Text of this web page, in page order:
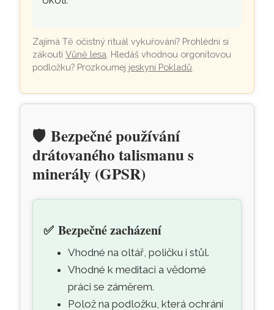
Zajímá Tě očistný rituál vykuřování? Prohlédni si
zákoutíVůně lesa . Hledáš vhodnou orgonitovou
podložku? Prozkoumej jeskyni Pokladů
🛡️Bezpečné používání
drátovaného talismanu s
minerály (GPSR)
✅Bezpečné zacházení
Vhodné na oltář, poličku i stůl.
Vhodné k meditaci a vědomé
práci se záměrem.
Polož na podložku, která ochrání